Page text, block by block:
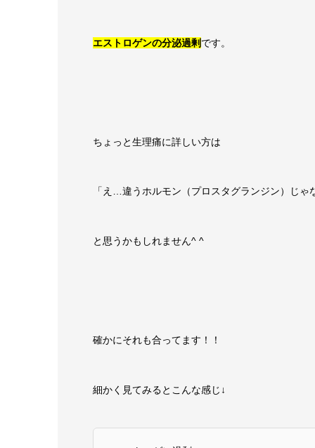
エストロゲンの分泌過剰です。
ちょっと生理痛に詳しい方は
「え…違うホルモン（プロスタグランジン）じゃ
と思うかもしれません^ ^
確かにそれも合ってます！！
細かく見てみるとこんな感じ↓